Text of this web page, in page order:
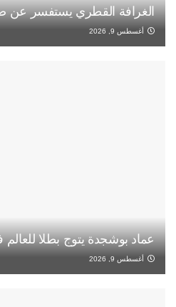
الغرافة القطري يستفسر عن
أغسطس 9, 2026
عماد بوشجدة يتوج بطلا للعالم في
أغسطس 9, 2026